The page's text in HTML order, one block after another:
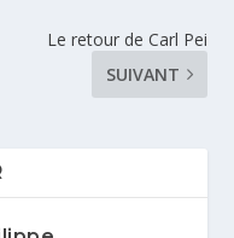
Le retour de Carl Pei
SUIVANT